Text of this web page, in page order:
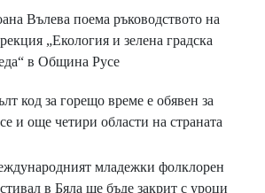
Вълева поема ръководството на
„Екология и зелена градска
в Община Русе
код за горещо време е обявен за
и още четири области на страната
младежки фолклорен
в Бяла ще бъде закрит с уроци